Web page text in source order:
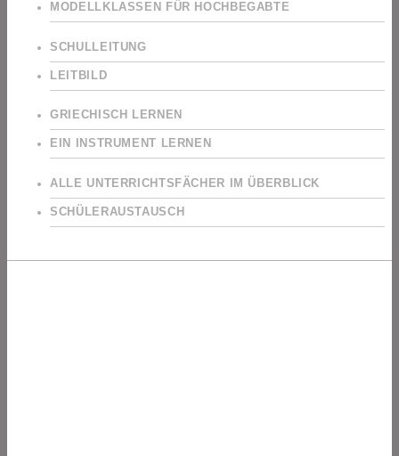
MODELLKLASSEN FÜR HOCHBEGABTE
SCHULLEITUNG
LEITBILD
GRIECHISCH LERNEN
EIN INSTRUMENT LERNEN
ALLE UNTERRICHTSFÄCHER IM ÜBERBLICK
SCHÜLERAUSTAUSCH